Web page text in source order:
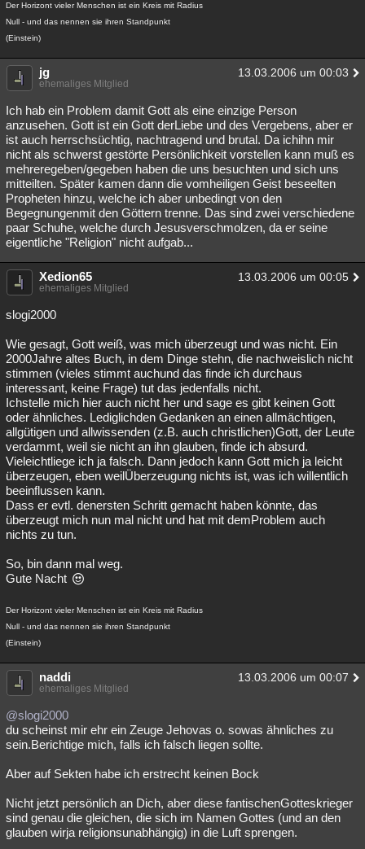
Der Horizont vieler Menschen ist ein Kreis mit Radius
Null - und das nennen sie ihren Standpunkt
(Einstein)
jg 13.03.2006 um 00:03
ehemaliges Mitglied
Ich hab ein Problem damit Gott als eine einzige Person
anzusehen. Gott ist ein Gott derLiebe und des Vergebens, aber er
ist auch herrschsüchtig, nachtragend und brutal. Da ichihn mir
nicht als schwerst gestörte Persönlichkeit vorstellen kann muß es
mehreregeben/gegeben haben die uns besuchten und sich uns
mitteilten. Später kamen dann die vomheiligen Geist beseelten
Propheten hinzu, welche ich aber unbedingt von den
Begegnungenmit den Göttern trenne. Das sind zwei verschiedene
paar Schuhe, welche durch Jesusverschmolzen, da er seine
eigentliche "Religion" nicht aufgab...
Xedion65 13.03.2006 um 00:05
ehemaliges Mitglied
slogi2000
Wie gesagt, Gott weiß, was mich überzeugt und was nicht. Ein
2000Jahre altes Buch, in dem Dinge stehn, die nachweislich nicht
stimmen (vieles stimmt auchund das finde ich durchaus
interessant, keine Frage) tut das jedenfalls nicht.
Ichstelle mich hier auch nicht her und sage es gibt keinen Gott
oder ähnliches. Lediglichden Gedanken an einen allmächtigen,
allgütigen und allwissenden (z.B. auch christlichen)Gott, der Leute
verdammt, weil sie nicht an ihn glauben, finde ich absurd.
Vieleichtliege ich ja falsch. Dann jedoch kann Gott mich ja leicht
überzeugen, eben weilÜberzeugung nichts ist, was ich willentlich
beeinflussen kann.
Dass er evtl. denersten Schritt gemacht haben könnte, das
überzeugt mich nun mal nicht und hat mit demProblem auch
nichts zu tun.
So, bin dann mal weg.
Gute Nacht
Der Horizont vieler Menschen ist ein Kreis mit Radius
Null - und das nennen sie ihren Standpunkt
(Einstein)
naddi 13.03.2006 um 00:07
ehemaliges Mitglied
@slogi2000
du scheinst mir ehr ein Zeuge Jehovas o. sowas ähnliches zu
sein.Berichtige mich, falls ich falsch liegen sollte.
Aber auf Sekten habe ich erstrecht keinen Bock
Nicht jetzt persönlich an Dich, aber diese fantischenGotteskrieger
sind genau die gleichen, die sich im Namen Gottes (und an den
glauben wirja religionsunabhängig) in die Luft sprengen.